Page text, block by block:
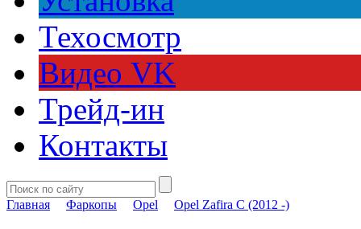
Техосмотр
Видео VK
Трейд-ин
Контакты
Главная Фаркопы Opel Opel Zafira C (2012 -)